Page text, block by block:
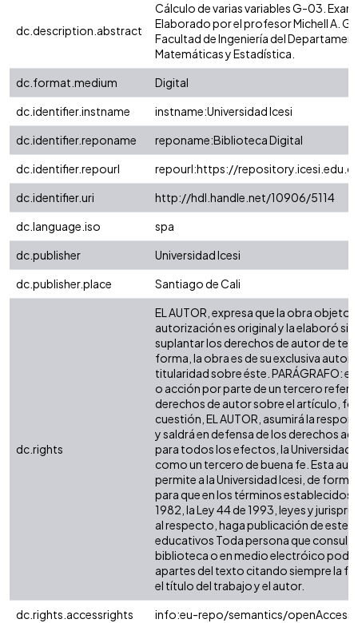
dc.description.abstract
Cálculo de varias variables G-03.
Elaborado por el profesor Michell A.
Facultad de Ingeniería del
Matemáticas y Estadística.
dc.format.medium
Digital
dc.identifier.instname
instname:Universidad Icesi
dc.identifier.reponame
reponame:Biblioteca Digital
dc.identifier.repourl
repourl:https://
dc.identifier.uri
http://hdl.handle.net/10906/5114
dc.language.iso
spa
dc.publisher
Universidad Icesi
dc.publisher.place
Santiago de Cali
dc.rights
EL AUTOR, expresa que la obra objeto
autorización es original y la elaboró
suplantar los derechos de autor de
forma, la obra es de su exclusiva
titularidad sobre éste. PARÁGRAFO:
o acción por parte de un tercero
derechos de autor sobre el artículo,
cuestión, EL AUTOR, asumirá la
y saldrá en defensa de los derechos
para todos los efectos, la Universidad
como un tercero de buena fe. Esta
permite a la Universidad Icesi, de
para que en los términos establecidos
1982, la Ley 44 de 1993, leyes y
al respecto, haga publicación de este
educativos Toda persona que consulte
biblioteca o en medio electróico
apartes del texto citando siempre la
el título del trabajo y el autor.
dc.rights.accessrights
info:eu-repo/semantics/openAccess